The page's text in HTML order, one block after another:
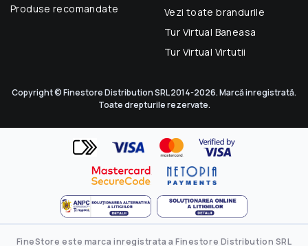
Produse recomandate
Vezi toate brandurile
Tur Virtual Baneasa
Tur Virtual Virtutii
Copyright © Finestore Distribution SRL 2014-2026. Marcă inregistrată.
Toate drepturile rezervate.
FineStore este marca inregistrata a Finestore Distribution SRL